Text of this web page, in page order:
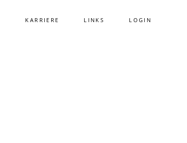
KARRIERE LINKS LOGIN